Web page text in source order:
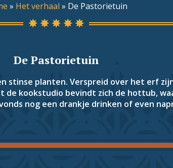
» Het verhaal » De Pastorietuin
De Pastorietuin
planten. Verspreid over het erf
de kookstudio bevindt zich de hottub,
nog een drankje drinken of even